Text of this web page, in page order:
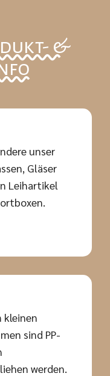
&
unser
Gläser
Leihartikel
kleinen
sind PP-
werden.